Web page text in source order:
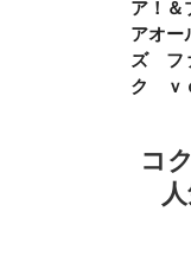
ア！＆
アオー
ズ フ
ク ｖ
コ